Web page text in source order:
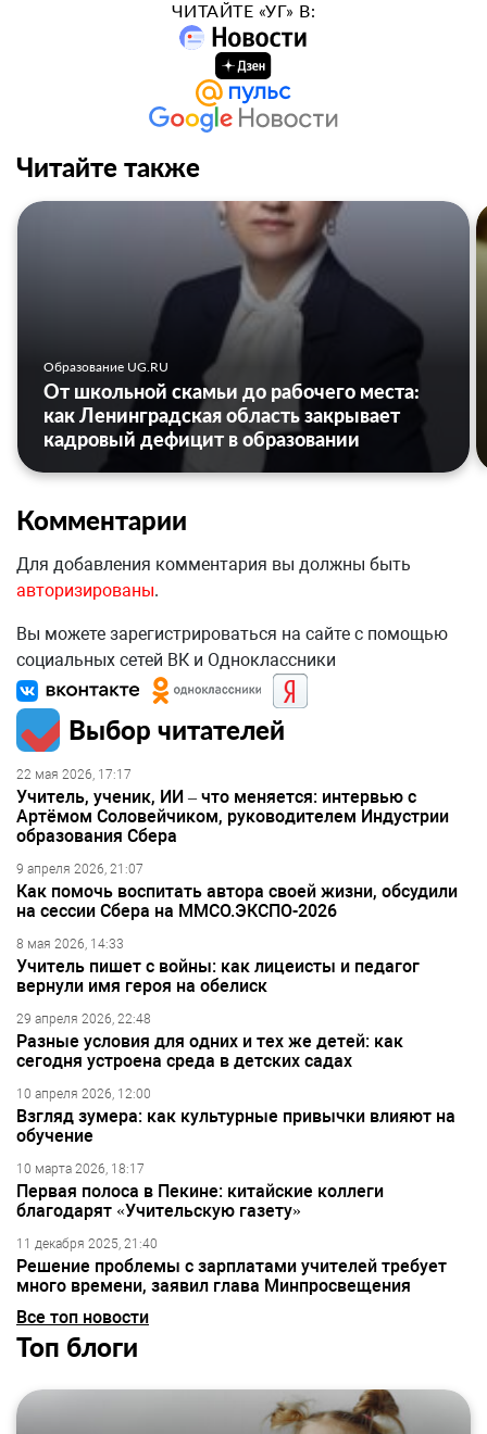
ЧИТАЙТЕ «УГ» В:
Читайте также
Образование UG.RU
От школьной скамьи до рабочего места:
как Ленинградская область закрывает
кадровый дефицит в образовании
Комментарии
Для добавления комментария вы должны быть
авторизированы.
Вы можете зарегистрироваться на сайте с помощью
социальных сетей ВК и Одноклассники
Выбор читателей
22 мая 2026, 17:17
Учитель, ученик, ИИ – что меняется: интервью с
Артёмом Соловейчиком, руководителем Индустрии
образования Сбера
9 апреля 2026, 21:07
Как помочь воспитать автора своей жизни, обсудили
на сессии Сбера на ММСО.ЭКСПО-2026
8 мая 2026, 14:33
Учитель пишет с войны: как лицеисты и педагог
вернули имя героя на обелиск
29 апреля 2026, 22:48
Разные условия для одних и тех же детей: как
сегодня устроена среда в детских садах
10 апреля 2026, 12:00
Взгляд зумера: как культурные привычки влияют на
обучение
10 марта 2026, 18:17
Первая полоса в Пекине: китайские коллеги
благодарят «Учительскую газету»
11 декабря 2025, 21:40
Решение проблемы с зарплатами учителей требует
много времени, заявил глава Минпросвещения
Все топ новости
Топ блоги